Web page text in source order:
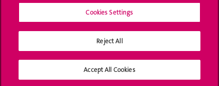
Bibliothèque
Calendrier académique
Cookies Settings
Reject All
Accept All Cookies